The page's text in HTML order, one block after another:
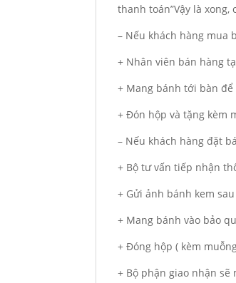
thanh toán”Vậy là
– Nếu khách hàng mua
+ Nhân viên bán hàng
+ Mang bánh tới bàn
+ Đón hộp và tặng kèm
– Nếu khách hàng đặt
+ Bộ tư vấn tiếp nhận
+ Gửi ảnh bánh kem
+ Mang bánh vào bảo
+ Đóng hộp ( kèm
+ Bộ phận giao nhận